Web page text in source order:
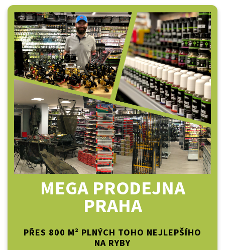
MEGA PRODEJNA
PRAHA
PŘES 800 M² PLNÝCH TOHO NEJLEPŠÍHO
NA RYBY